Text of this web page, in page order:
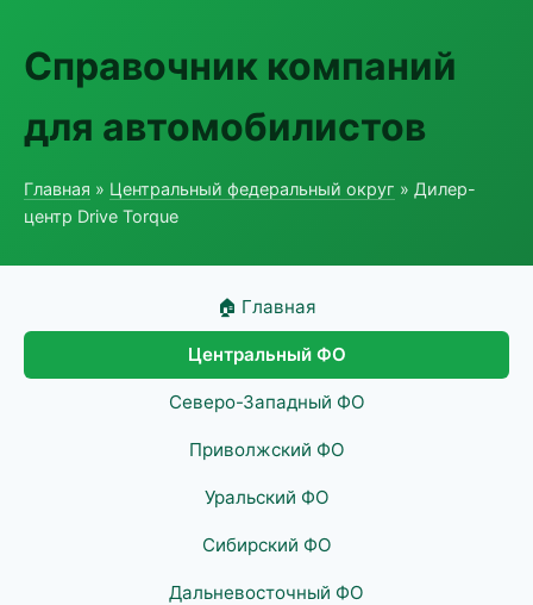
Справочник компаний
для автомобилистов
Главная » Центральный федеральный округ » Дилер-
центр Drive Torque
🏠 Главная
Центральный ФО
Северо-Западный ФО
Приволжский ФО
Уральский ФО
Сибирский ФО
Дальневосточный ФО